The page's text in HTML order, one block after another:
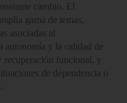
cambio. El
gama de temas,
asociadas al
autonomía y la calidad de
funcional, y
de dependencia o